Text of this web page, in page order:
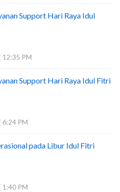
Support Hari Raya Idul
12:35 PM
Support Hari Raya Idul Fitri
6:24 PM
pada Libur Idul Fitri
1:40 PM